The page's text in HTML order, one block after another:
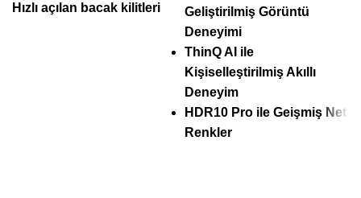
Hızlı açılan bacak kilitleri
Geliştirilmiş Görüntü
Deneyimi
ThinQ AI ile
Kişiselleştirilmiş Akıllı
Deneyim
HDR10 Pro ile Geişmiş Net
Renkler